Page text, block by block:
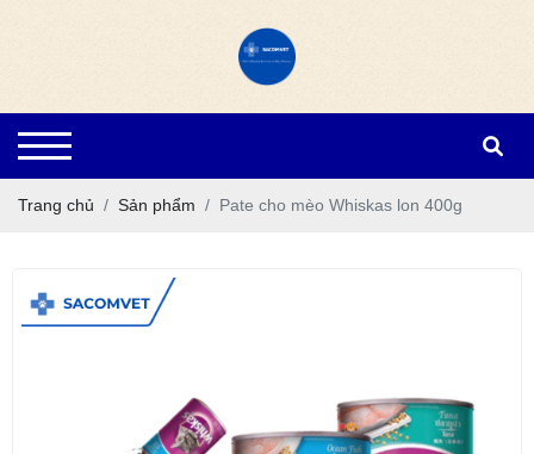
Trang chủ Sản phẩm Pate cho mèo Whiskas lon 400g